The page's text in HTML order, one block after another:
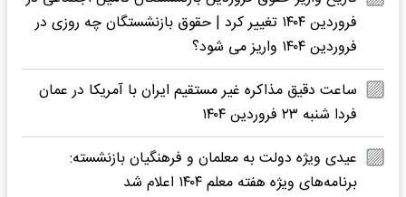
فروردین ۱۴۰۴ تغییر کرد | حقوق بازنشستگان چه روزی در
فروردین ۱۴۰۴ واریز می شود؟
ساعت دقیق مذاکره غیر مستقیم ایران با آمریکا در عمان
فردا شنبه ۲۳ فروردین ۱۴۰۴
عیدی ویژه دولت به معلمان و فرهنگیان بازنشسته:
برنامه‌های ویژه هفته معلم ۱۴۰۴ اعلام شد